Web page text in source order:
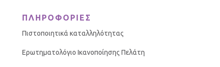
ΠΛΗΡΟΦΟΡΙΕΣ
Πιστοποιητικά καταλληλότητας
Ερωτηματολόγιο Ικανοποίησης Πελάτη